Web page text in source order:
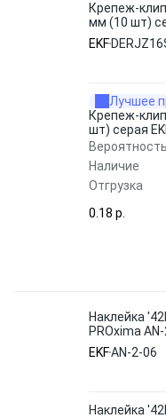
Крепеж-
мм (10 шт)
EKF
Лучшее
Крепеж-
шт) серая
Вероятность
Наличие
Отгрузка
0.18 p.
Наклейка
PROxima
EKFAN-2-06
Наклейка